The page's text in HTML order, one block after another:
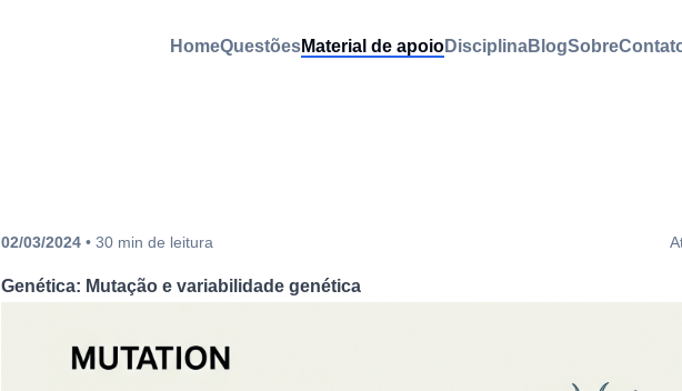
HomeQuestõesMaterial de apoioDisciplinaBlogSobre
02/03/2024 • 30 min de leitura
Genética: Mutação e variabilidade genética